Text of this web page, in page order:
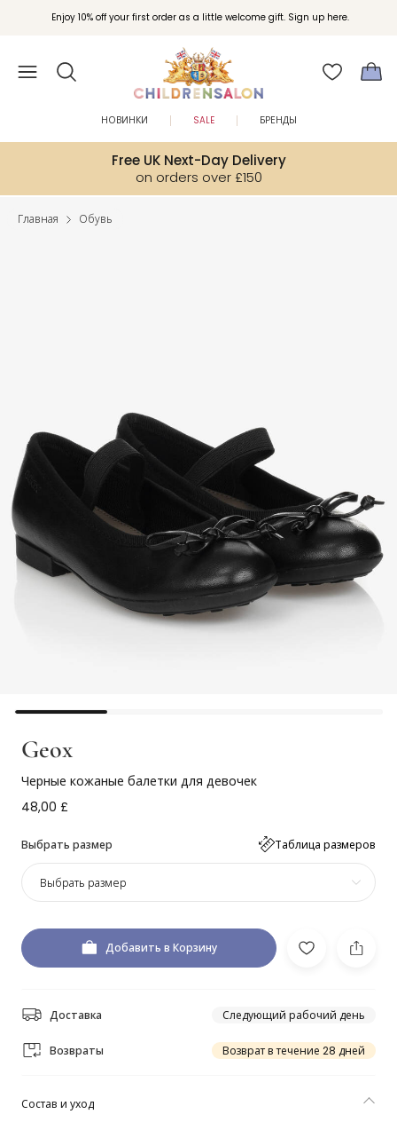
Enjoy 10% off your first order as a little welcome gift. Sign up here.
Free UK Next-Day Delivery
on orders over £150
НОВИНКИ SALE БРЕНДЫ
Главная Обувь
Geox
Черные кожаные балетки для девочек
48,00 £
Выбрать размер Таблица размеров
Выбрать размер
Добавить в Корзину
Доставка Следующий рабочий день
Возвраты Возврат в течение 28 дней
Состав и уход